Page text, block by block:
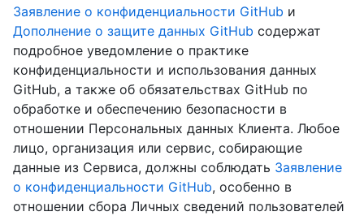
Заявление о конфиденциальности GitHub и
Дополнение о защите данных GitHub содержат
подробное уведомление о практике
конфиденциальности и использования данных
GitHub, а также об обязательствах GitHub по
обработке и обеспечению безопасности в
отношении Персональных данных Клиента. Любое
лицо, организация или сервис, собирающие
данные из Сервиса, должны соблюдать Заявление
о конфиденциальности GitHub, особенно в
отношении сбора Личных сведений пользователей